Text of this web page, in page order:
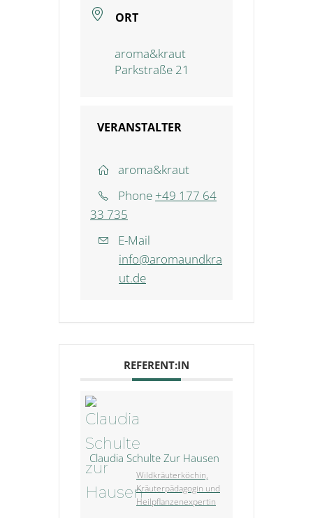
ORT
aroma&kraut
Parkstraße 21
VERANSTALTER
aroma&kraut
Phone +49 177 64
33 735
E-Mail
info@aromaundkra
ut.de
REFERENT:IN
Claudia Schulte Zur Hausen
Wildkräuterköchin,
Kräuterpädagogin und
Heilpflanzenexpertin